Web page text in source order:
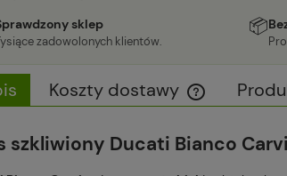
sklep
zadowolonych klientów.
📦
Koszty dostawy
Cena nie
płatności
szkliwiony Ducati Bianco